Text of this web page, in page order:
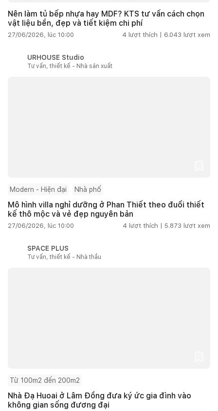
Nên làm tủ bếp nhựa hay MDF? KTS tư vấn cách chọn
vật liệu bền, đẹp và tiết kiệm chi phí
27/06/2026, lúc 10:00 4 lượt thích | 6.043 lượt xem
URHOUSE Studio
Tư vấn, thiết kế - Nhà sản xuất
Modern - Hiện đại Nhà phố
Mô hình villa nghỉ dưỡng ở Phan Thiết theo đuổi thiết
kế thô mộc và vẻ đẹp nguyên bản
27/06/2026, lúc 10:00 4 lượt thích | 5.873 lượt xem
SPACE PLUS
Tư vấn, thiết kế - Nhà thầu
Từ 100m2 đến 200m2
Nhà Đạ Huoai ở Lâm Đồng đưa ký ức gia đình vào
không gian sống đương đại